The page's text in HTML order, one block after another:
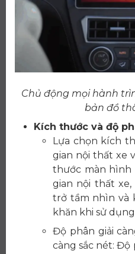
Chủ động mọi hành
bản đồ
Kích thước và độ
Lựa chọn kích
gian nội thất xe
thước màn hình
gian nội thất
trở tầm nhìn và
khăn khi sử
Độ phân giải
càng sắc nét: Độ